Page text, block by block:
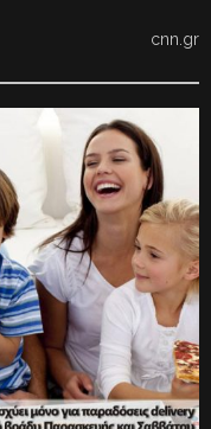
cnn.gr